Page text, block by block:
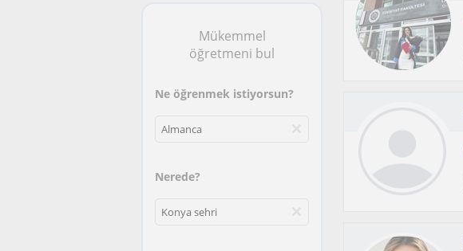
Mükemmel
öğretmeni bul
Ne öğrenmek istiyorsun?
Nerede?